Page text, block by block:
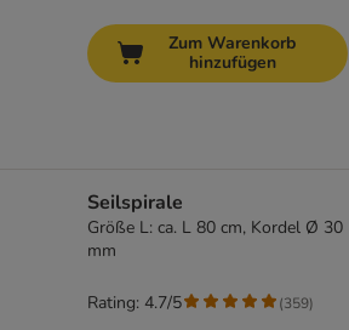
Zum Warenkorb
hinzufügen
Seilspirale
Größe L: ca. L 80 cm, Kordel Ø 30
mm
Rating: 4.7/5 (359)